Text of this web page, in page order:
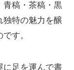
青稿・茶稿・黒
独特の魅力を醸
す。
に足を運んで書